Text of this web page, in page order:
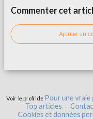
Commenter cet
Ajouter un
Voir le profil de Pour une vraie
Top articles
Cookies et données